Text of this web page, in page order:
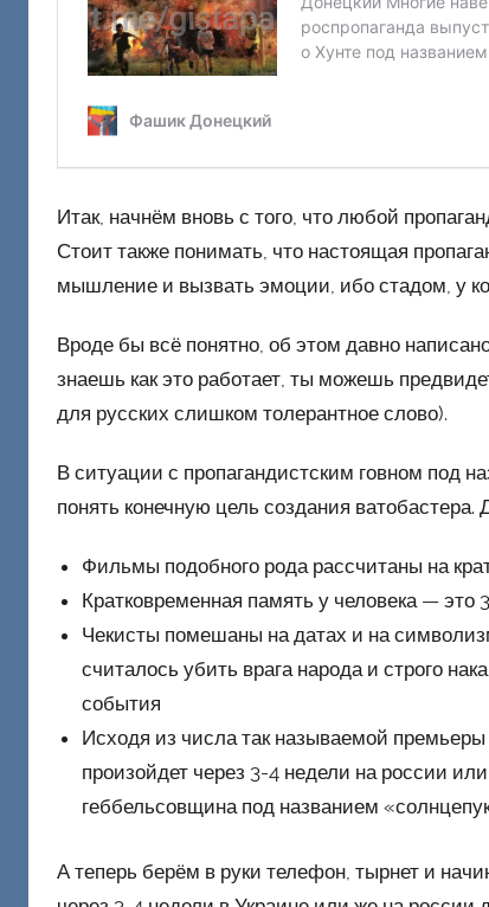
к
Д
о
н
ц
й
Итак, начнём вновь с того, что любой
Стоит также понимать, что настоящая
мышление и вызвать эмоции, ибо стадом, у
Вроде бы всё понятно, об этом давно
знаешь как это работает, ты можешь
для русских слишком толерантное слово).
В ситуации с пропагандистским говном под
понять конечную цель создания
Фильмы подобного рода рассчитаны на
Кратковременная память у человека — это
Чекисты помешаны на датах и на
считалось убить врага народа и строго
события
Исходя из числа так называемой
произойдет через 3-4 недели на россии
геббельсовщина под названием
А теперь берём в руки телефон, тырнет и